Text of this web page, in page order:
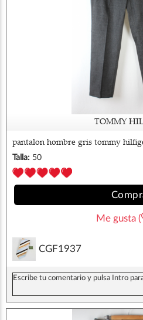
TOMMY
pantalon hombre gris tommy
Talla: 50
Me gusta (
CGF1937